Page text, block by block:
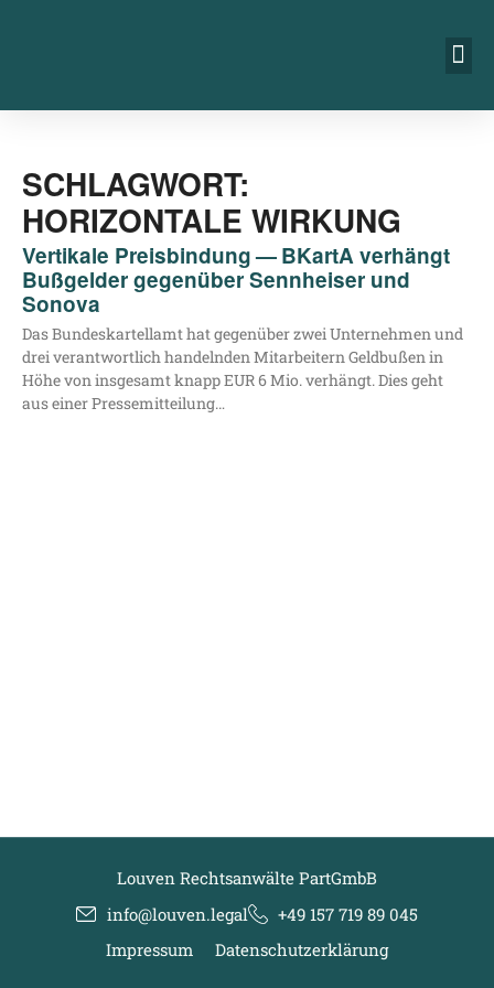
SCHLAGWORT:
HORIZONTALE WIRKUNG
Vertikale Preisbindung — BKartA verhängt
Bußgelder gegenüber Sennheiser und
Sonova
Das Bun­des­kar­tell­amt hat gegen­über zwei Unter­neh­men und
drei ver­ant­wort­lich han­deln­den Mit­ar­bei­tern Geld­bu­ßen in
Höhe von ins­ge­samt knapp EUR 6 Mio. ver­hängt. Dies geht
aus einer Pressemitteilung…
Louven Rechtsanwälte PartGmbB
info@louven.legal
+49 157 719 89 045
Impressum
Datenschutzerklärung